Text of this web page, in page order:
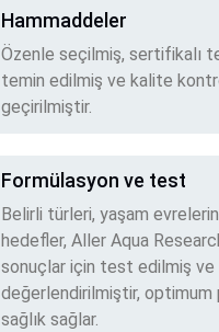
Hammaddeler
Özenle seçilmiş, sertifikalı
temin edilmiş ve kalite
geçirilmiştir.
Formülasyon ve test
Belirli türleri, yaşam
hedefler, Aller Aqua
sonuçlar için test edilmiş ve
değerlendirilmiştir, optimum
sağlık sağlar.